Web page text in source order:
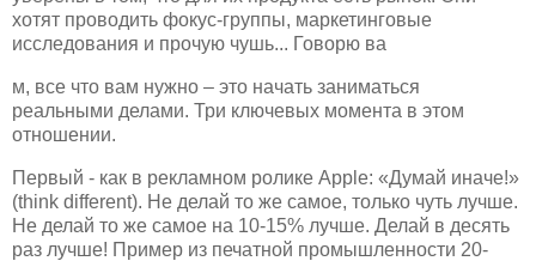
хотят проводить фокус-группы, маркетинговые
исследования и прочую чушь... Говорю ва
м, все что вам нужно – это начать заниматься
реальными делами. Три ключевых момента в этом
отношении.
Первый - как в рекламном ролике Apple: «Думай иначе!»
(think different). Не делай то же самое, только чуть лучше.
Не делай то же самое на 10-15% лучше. Делай в десять
раз лучше! Пример из печатной промышленности 20-